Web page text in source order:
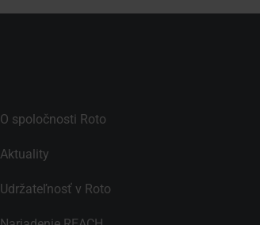
O spoločnosti Roto
Aktuality
Udržateľnosť v Roto